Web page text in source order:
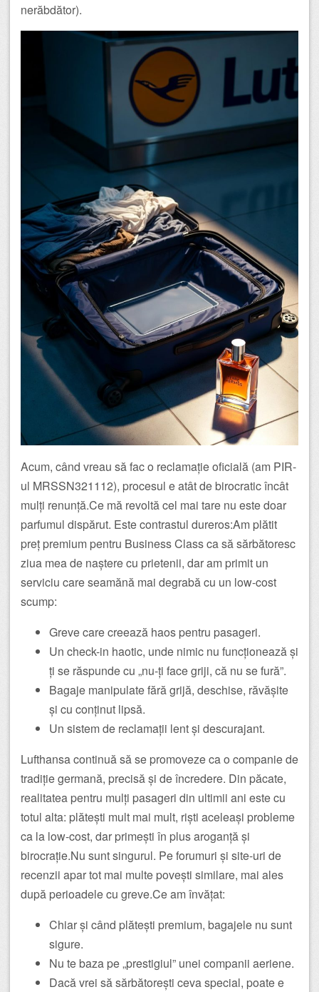
nerăbdător).
Acum, când vreau să fac o reclamație oficială (am PIR-
ul MRSSN321112), procesul e atât de birocratic încât
mulți renunță.Ce mă revoltă cel mai tare nu este doar
parfumul dispărut. Este contrastul dureros:Am plătit
preț premium pentru Business Class ca să sărbătoresc
ziua mea de naștere cu prietenii, dar am primit un
serviciu care seamănă mai degrabă cu un low-cost
scump:
Greve care creează haos pentru pasageri.
Un check-in haotic, unde nimic nu funcționează și
ți se răspunde cu „nu-ți face griji, că nu se fură”.
Bagaje manipulate fără grijă, deschise, răvășite
și cu conținut lipsă.
Un sistem de reclamații lent și descurajant.
Lufthansa continuă să se promoveze ca o companie de
tradiție germană, precisă și de încredere. Din păcate,
realitatea pentru mulți pasageri din ultimii ani este cu
totul alta: plătești mult mai mult, riști aceleași probleme
ca la low-cost, dar primești în plus aroganță și
birocrație.Nu sunt singurul. Pe forumuri și site-uri de
recenzii apar tot mai multe povești similare, mai ales
după perioadele cu greve.Ce am învățat:
Chiar și când plătești premium, bagajele nu sunt
sigure.
Nu te baza pe „prestigiul” unei companii aeriene.
Dacă vrei să sărbătorești ceva special, poate e